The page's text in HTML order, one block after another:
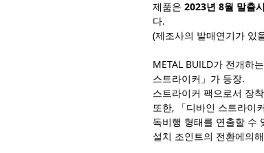
제품은 2023년 8월 말출시
다.
(제조사의 발매연기가 있
METAL BUILD가 전개하
스트라이커」가 등장.
스트라이커 팩으로서 장
또한, 「디바인 스트라이
독비행 형태를 연출할 수
설치 조인트의 전환에의